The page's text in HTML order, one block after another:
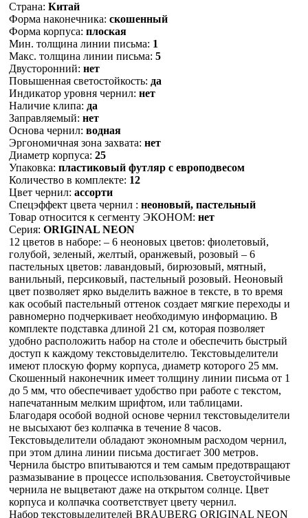
Страна: Китай
Форма наконечника: скошенный
Форма корпуса: плоская
Мин. толщина линии письма: 1
Макс. толщина линии письма: 5
Двусторонний: нет
Повышенная светостойкость: да
Индикатор уровня чернил: нет
Наличие клипа: да
Заправляемый: нет
Основа чернил: водная
Эргономичная зона захвата: нет
Диаметр корпуса: 25
Упаковка: пластиковый футляр с европодвесом
Количество в комплекте: 12
Цвет чернил: ассорти
Спецэффект цвета чернил : неоновый, пастельный
Товар относится к сегменту ЭКОНОМ: нет
Серия: ORIGINAL NEON
12 цветов в наборе: – 6 неоновых цветов: фиолетовый,
голубой, зеленый, желтый, оранжевый, розовый – 6
пастельных цветов: лавандовый, бирюзовый, мятный,
ванильный, персиковый, пастельный розовый. Неоновый
цвет позволяет ярко выделить важное в тексте, в то время
как особый пастельный оттенок создает мягкие переходы и
равномерно подчеркивает необходимую информацию. В
комплекте подставка длиной 21 см, которая позволяет
удобно расположить набор на столе и обеспечить быстрый
доступ к каждому текстовыделителю. Текстовыделители
имеют плоскую форму корпуса, диаметр которого 25 мм.
Скошенный наконечник имеет толщину линии письма от 1
до 5 мм, что обеспечивает удобство при работе с текстом,
напечатанным мелким шрифтом, или таблицами.
Благодаря особой водной основе чернил текстовыделители
не высыхают без колпачка в течение 8 часов.
Текстовыделители обладают экономным расходом чернил,
при этом длина линии письма достигает 300 метров.
Чернила быстро впитываются и тем самым предотвращают
размазывание в процессе использования. Светоустойчивые
чернила не выцветают даже на открытом солнце. Цвет
корпуса и колпачка соответствует цвету чернил.
Набор текстовыделителей BRAUBERG ORIGINAL NEON